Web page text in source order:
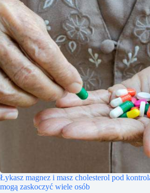
Łykasz magnez i masz cholesterol pod
mogą zaskoczyć wiele osób